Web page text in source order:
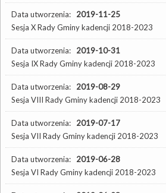
Data utworzenia: 2019-11-25
Sesja X Rady Gminy kadencji 2018-2023
Data utworzenia: 2019-10-31
Sesja IX Rady Gminy kadencji 2018-2023
Data utworzenia: 2019-08-29
Sesja VIII Rady Gminy kadencji 2018-2023
Data utworzenia: 2019-07-17
Sesja VII Rady Gminy kadencji 2018-2023
Data utworzenia: 2019-06-28
Sesja VI Rady Gminy kadencji 2018-2023